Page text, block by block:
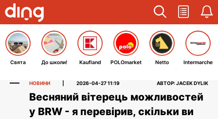
Свята До школи! Kaufland POLOmarket Netto Intermarche
НОВИНИ 2026-04-27 11:19 АВТОР: JACEK DYLIK
Весняний вітерець можливостей
у BRW - я перевірив, скільки ви